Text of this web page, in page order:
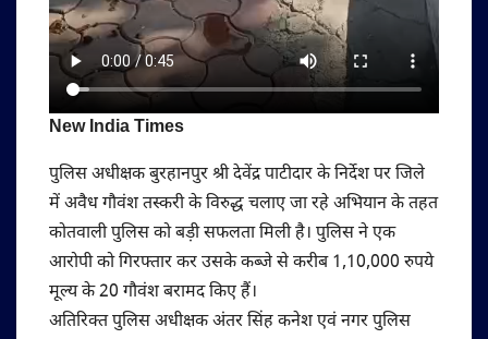
New India Times
पुलिस अधीक्षक बुरहानपुर श्री देवेंद्र पाटीदार के निर्देश पर जिले
में अवैध गौवंश तस्करी के विरुद्ध चलाए जा रहे अभियान के तहत
कोतवाली पुलिस को बड़ी सफलता मिली है। पुलिस ने एक
आरोपी को गिरफ्तार कर उसके कब्जे से करीब 1,10,000 रुपये
मूल्य के 20 गौवंश बरामद किए हैं।
अतिरिक्त पुलिस अधीक्षक अंतर सिंह कनेश एवं नगर पुलिस